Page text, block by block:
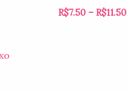
R$7.50 – R$11.50